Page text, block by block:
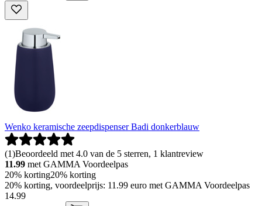
Wenko keramische zeepdispenser Badi donkerblauw
(1)Beoordeeld met 4.0 van de 5 sterren, 1 klantreview
11.99 met GAMMA Voordeelpas
20% korting20% korting
20% korting, voordeelprijs: 11.99 euro met GAMMA Voordeelpas
14.99